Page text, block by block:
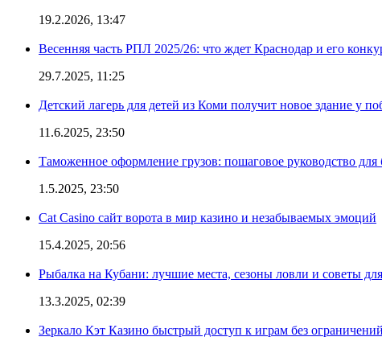
19.2.2026, 13:47
Весенняя часть РПЛ 2025/26: что ждет Краснодар и его
29.7.2025, 11:25
Детский лагерь для детей из Коми получит новое здание у
11.6.2025, 23:50
Таможенное оформление грузов: пошаговое руководство для
1.5.2025, 23:50
Cat Casino сайт ворота в мир казино и незабываемых эмоций
15.4.2025, 20:56
Рыбалка на Кубани: лучшие места, сезоны ловли и советы
13.3.2025, 02:39
Зеркало Кэт Казино быстрый доступ к играм без ограничений